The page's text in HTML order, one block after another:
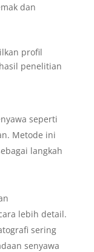
dan
profil
penelitian
seperti
Metode ini
langkah
lebih detail.
sering
senyawa